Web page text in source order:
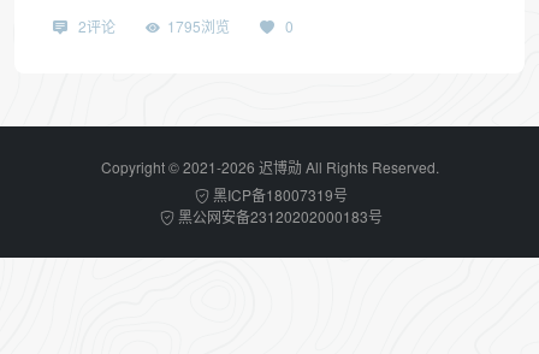
2评论 1795浏览 0
Copyright © 2021-2026 迟博勋 All Rights Reserved.
黑ICP备18007319号
黑公网安备23120202000183号